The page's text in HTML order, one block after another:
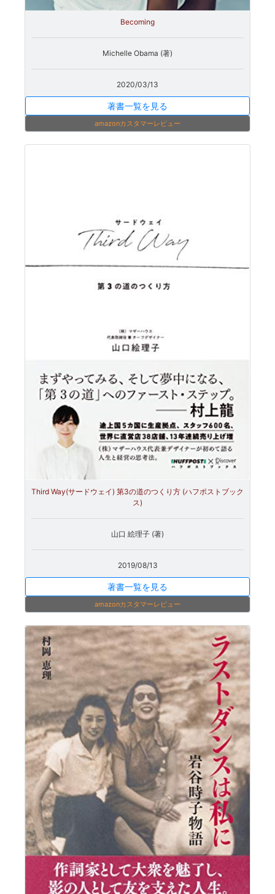
Becoming
Michelle Obama (著)
2020/03/13
著書一覧を見る
amazonカスタマーレビュー
Third Way(サードウェイ) 第3の道のつくり方 (ハフポストブック
ス)
山口 絵理子 (著)
2019/08/13
著書一覧を見る
amazonカスタマーレビュー